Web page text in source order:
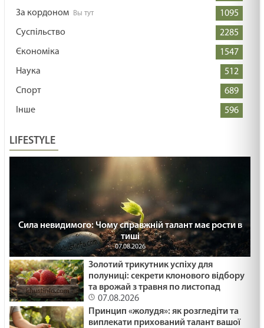
За кордоном
1095
Суспільство
2285
Єкономіка
1547
Наука
512
Спорт
689
Інше
596
LIFESTYLE
Сила невидимого: Чому справжній талант має рости в
тиші
07.08.2026
Золотий трикутник успіху для
полуниці: секрети клонового відбору
та врожай з травня по листопад
07.08.2026
Принцип «жолудя»: як розгледіти та
виплекати прихований талант вашої